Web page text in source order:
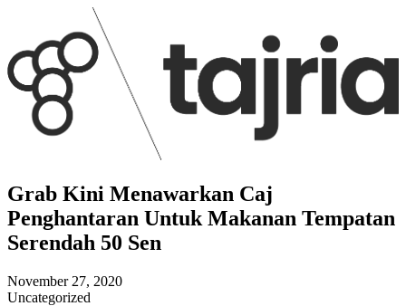
Grab Kini Menawarkan Caj
Penghantaran Untuk Makanan Tempatan
Serendah 50 Sen
November 27, 2020
Uncategorized